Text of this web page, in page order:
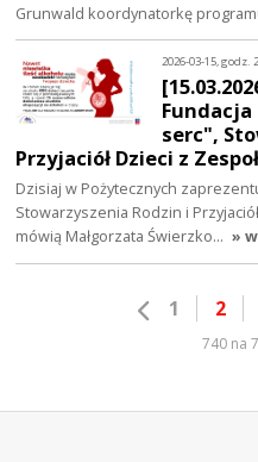
Grunwald koordynatorkę
2026-03-15, godz.
Fundacja
serc",
Przyjaciół Dzieci z
Dzisiaj w Pożytecznych
Stowarzyszenia Rodzin i
mówią Małgorzata Świerzko… »
1 2
740 na